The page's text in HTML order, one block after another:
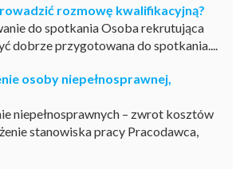
rozmowę kwalifikacyjną?
do spotkania Osoba rekrutująca
dobrze przygotowana do spotkania....
osoby niepełnosprawnej,
niepełnosprawnych – zwrot kosztów
stanowiska pracy Pracodawca,